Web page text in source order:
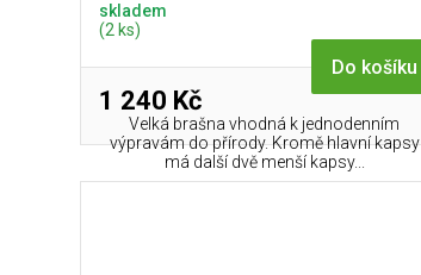
skladem
(2 ks)
1 240 Kč
Do košíku
Velká brašna vhodná k jednodenním
výpravám do přírody. Kromě hlavní kapsy
má další dvě menší kapsy...